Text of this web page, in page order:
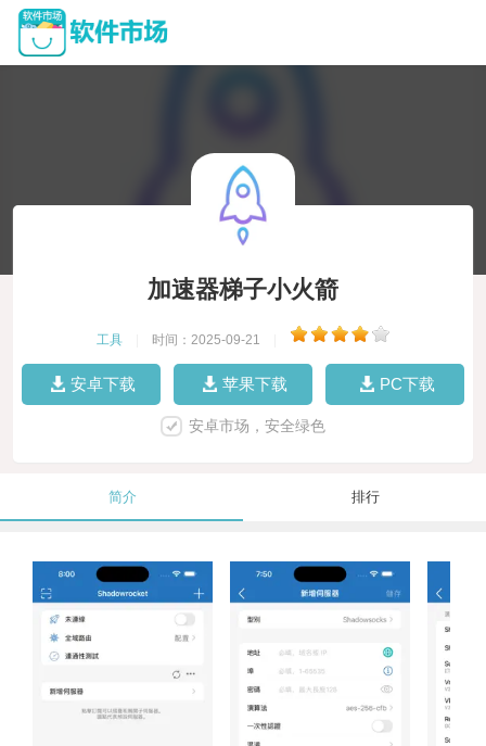
加速器梯子小火箭
工具 时间：2025-09-21
安卓下载 苹果下载 PC下载
安卓市场，安全绿色
简介 排行